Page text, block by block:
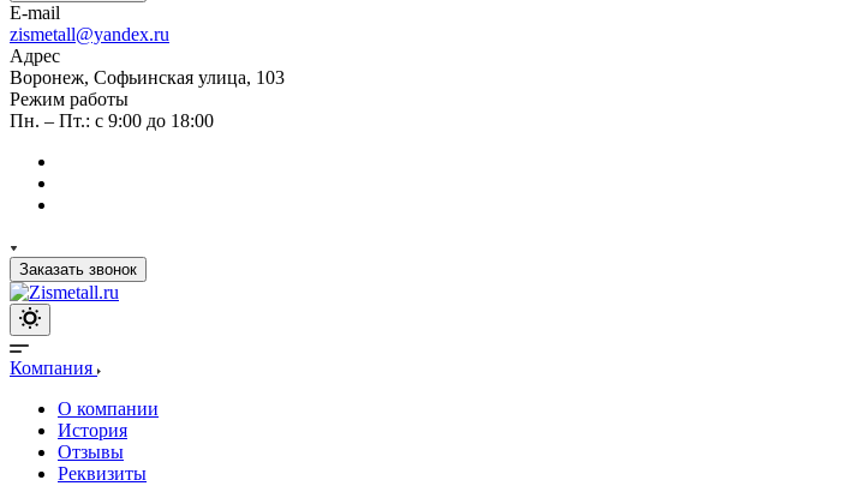
E-mail
zismetall@yandex.ru
Адрес
Воронеж, Софьинская улица, 103
Режим работы
Пн. – Пт.: с 9:00 до 18:00
Заказать звонок
Компания
О компании
История
Отзывы
Реквизиты